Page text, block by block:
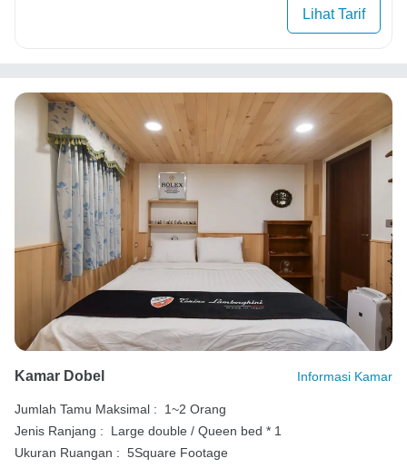
Lihat Tarif
Kamar Dobel Informasi Kamar
Jumlah Tamu Maksimal :
1~2 Orang
Jenis Ranjang :
Large double / Queen bed * 1
Ukuran Ruangan : 5Square Footage